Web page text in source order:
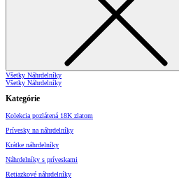
Všetky Náhrdelníky
Všetky Náhrdelníky
Kategórie
Kolekcia pozlátená 18K zlatom
Prívesky na náhrdelníky
Krátke náhrdelníky
Náhrdelníky s príveskami
Retiazkové náhrdelníky